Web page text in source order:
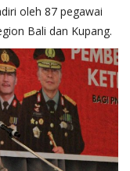
oleh 87 pegawai
Bali dan Kupang.